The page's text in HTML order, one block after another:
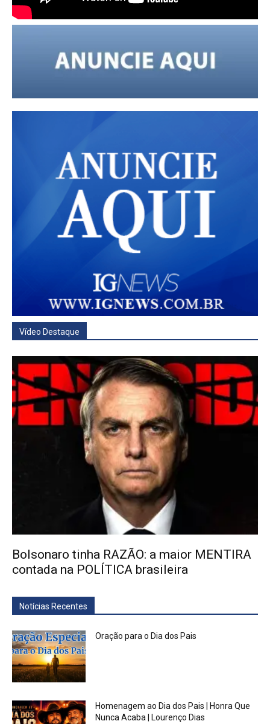
Vídeo Destaque
Bolsonaro tinha RAZÃO: a maior MENTIRA
contada na POLÍTICA brasileira
Notícias Recentes
Oração para o Dia dos Pais
Homenagem ao Dia dos Pais | Honra Que
Nunca Acaba | Lourenço Dias